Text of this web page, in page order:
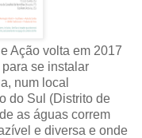
Ação volta em 2017
se instalar
num local
do Sul (Distrito de
as águas correm
e diversa e onde